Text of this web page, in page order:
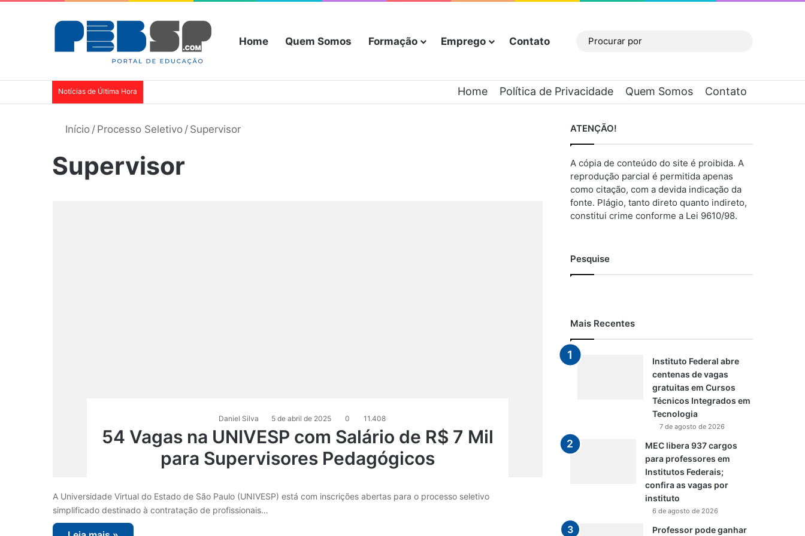
Home Quem Somos Formação Emprego Contato Barra Lateral
Notícias de Última Hora Home Política de Privacidade Quem Somos Contato
Início / Processo Seletivo / Supervisor
Supervisor
Daniel Silva 5 de abril de 2025 0 11.408
54 Vagas na UNIVESP com Salário de R$ 7 Mil
para Supervisores Pedagógicos
A Universidade Virtual do Estado de São Paulo (UNIVESP) está com inscrições abertas para o processo seletivo
simplificado destinado à contratação de profissionais…
ATENÇÃO!
A cópia de conteúdo do site é proibida. A
reprodução parcial é permitida apenas
como citação, com a devida indicação da
fonte. Plágio, tanto direto quanto indireto,
constitui crime conforme a Lei 9610/98.
Pesquise
Mais Recentes
Instituto Federal abre
centenas de vagas
gratuitas em Cursos
Técnicos Integrados em
Tecnologia
7 de agosto de 2026
MEC libera 937 cargos
para professores em
Institutos Federais;
confira as vagas por
instituto
6 de agosto de 2026
Professor pode ganhar